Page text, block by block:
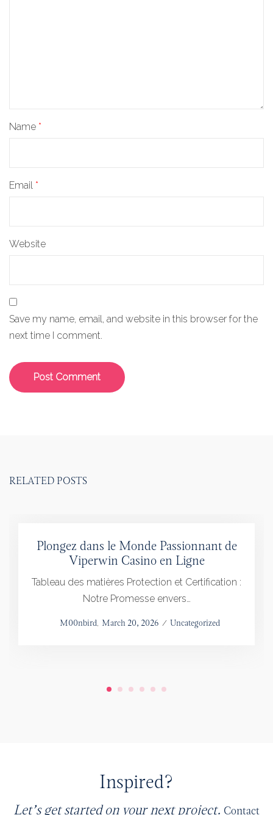
Name *
Email *
Website
Save my name, email, and website in this browser for the
next time I comment.
RELATED POSTS
Plongez dans le Monde Passionnant de
Viperwin Casino en Ligne
Tableau des matières Protection et Certification :
Notre Promesse envers…
byM00nbird Posted
March 20, 2026
Posted
Uncategorized
Inspired?
Let’s get started on your next project. Contact